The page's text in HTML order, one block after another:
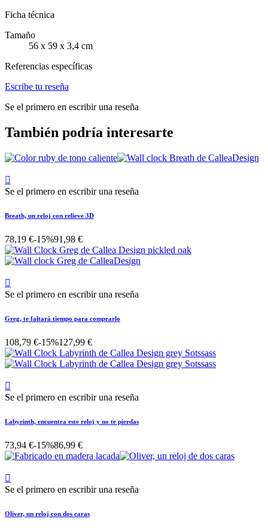
Ficha técnica
Tamaño
56 x 59 x 3,4 cm
Referencias específicas
Escribe tu reseña
Se el primero en escribir una reseña
También podría interesarte

Se el primero en escribir una reseña
Breath, un reloj con relieve 3D
78,19 €-15%91,98 €

Se el primero en escribir una reseña
Greg, te faltará tiempo para comprarlo
108,79 €-15%127,99 €

Se el primero en escribir una reseña
Labyrinth, encuentra este reloj y no te pierdas
73,94 €-15%86,99 €

Se el primero en escribir una reseña
Oliver, un reloj con dos caras